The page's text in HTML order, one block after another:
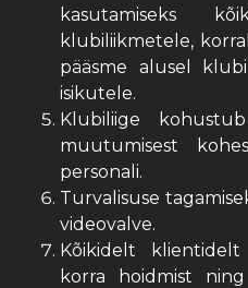
kasutamiseks
klubiliikmetele,
pääsme alusel
isikutele.
Klubiliige
muutumisest
personali.
Turvalisuse
videovalve.
Kõikidelt
korra hoidmist